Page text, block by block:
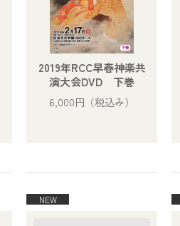
2019年RCC早春神楽共
演大会DVD 下巻
6,000円 （税込み）